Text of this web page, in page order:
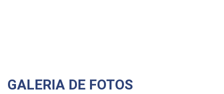
GALERIA DE FOTOS